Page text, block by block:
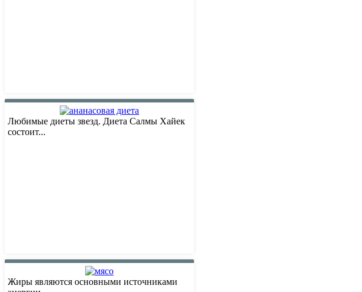
Любимые диеты звезд. Диета Салмы Хайек
состоит...
Жиры являются основными источниками